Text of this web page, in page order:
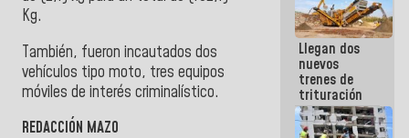
Kg.
También, fueron incautados dos
vehículos tipo moto, tres equipos
móviles de interés criminalístico.
REDACCIÓN MAZO
porque lo
que haces
es
embarrarla
Llegan dos
nuevos
trenes de
trituración
para
optimizar